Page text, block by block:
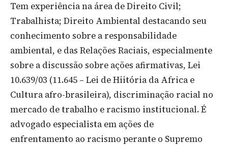
Tem experiência na área de Direito Civil;
Trabalhista; Direito Ambiental destacando seu
conhecimento sobre a responsabilidade
ambiental, e das Relações Raciais, especialmente
sobre a discussão sobre ações afirmativas, Lei
10.639/03 (11.645 – Lei de Hiitória da Africa e
Cultura afro-brasileira), discriminação racial no
mercado de trabalho e racismo institucional. É
advogado especialista em ações de
enfrentamento ao racismo perante o Supremo